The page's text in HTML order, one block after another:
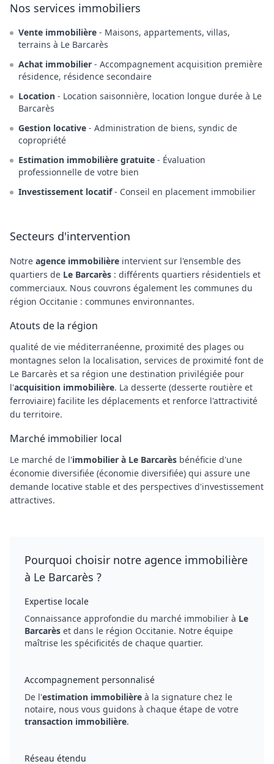
Nos services immobiliers
Vente immobilière - Maisons, appartements, villas,
terrains à Le Barcarès
Achat immobilier - Accompagnement acquisition première
résidence, résidence secondaire
Location - Location saisonnière, location longue durée à Le
Barcarès
Gestion locative - Administration de biens, syndic de
copropriété
Estimation immobilière gratuite - Évaluation
professionnelle de votre bien
Investissement locatif- Conseil en placement immobilier
Secteurs d'intervention
Notre agence immobilière intervient sur l'ensemble des
quartiers de Le Barcarès : différents quartiers résidentiels et
commerciaux. Nous couvrons également les communes du
région Occitanie : communes environnantes.
Atouts de la région
qualité de vie méditerranéenne, proximité des plages ou
montagnes selon la localisation, services de proximité font de
Le Barcarès et sa région une destination privilégiée pour
l'acquisition immobilière. La desserte (desserte routière et
ferroviaire) facilite les déplacements et renforce l'attractivité
du territoire.
Marché immobilier local
Le marché de l'immobilier à Le Barcarès bénéficie d'une
économie diversifiée (économie diversifiée) qui assure une
demande locative stable et des perspectives d'investissement
attractives.
Pourquoi choisir notre agence immobilière
à Le Barcarès ?
Expertise locale
Connaissance approfondie du marché immobilier à Le
Barcarès et dans le région Occitanie. Notre équipe
maîtrise les spécificités de chaque quartier.
Accompagnement personnalisé
De l'estimation immobilière à la signature chez le
notaire, nous vous guidons à chaque étape de votre
transaction immobilière.
Réseau étendu